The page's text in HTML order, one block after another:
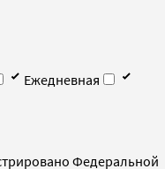
Ежедневная
Федеральной